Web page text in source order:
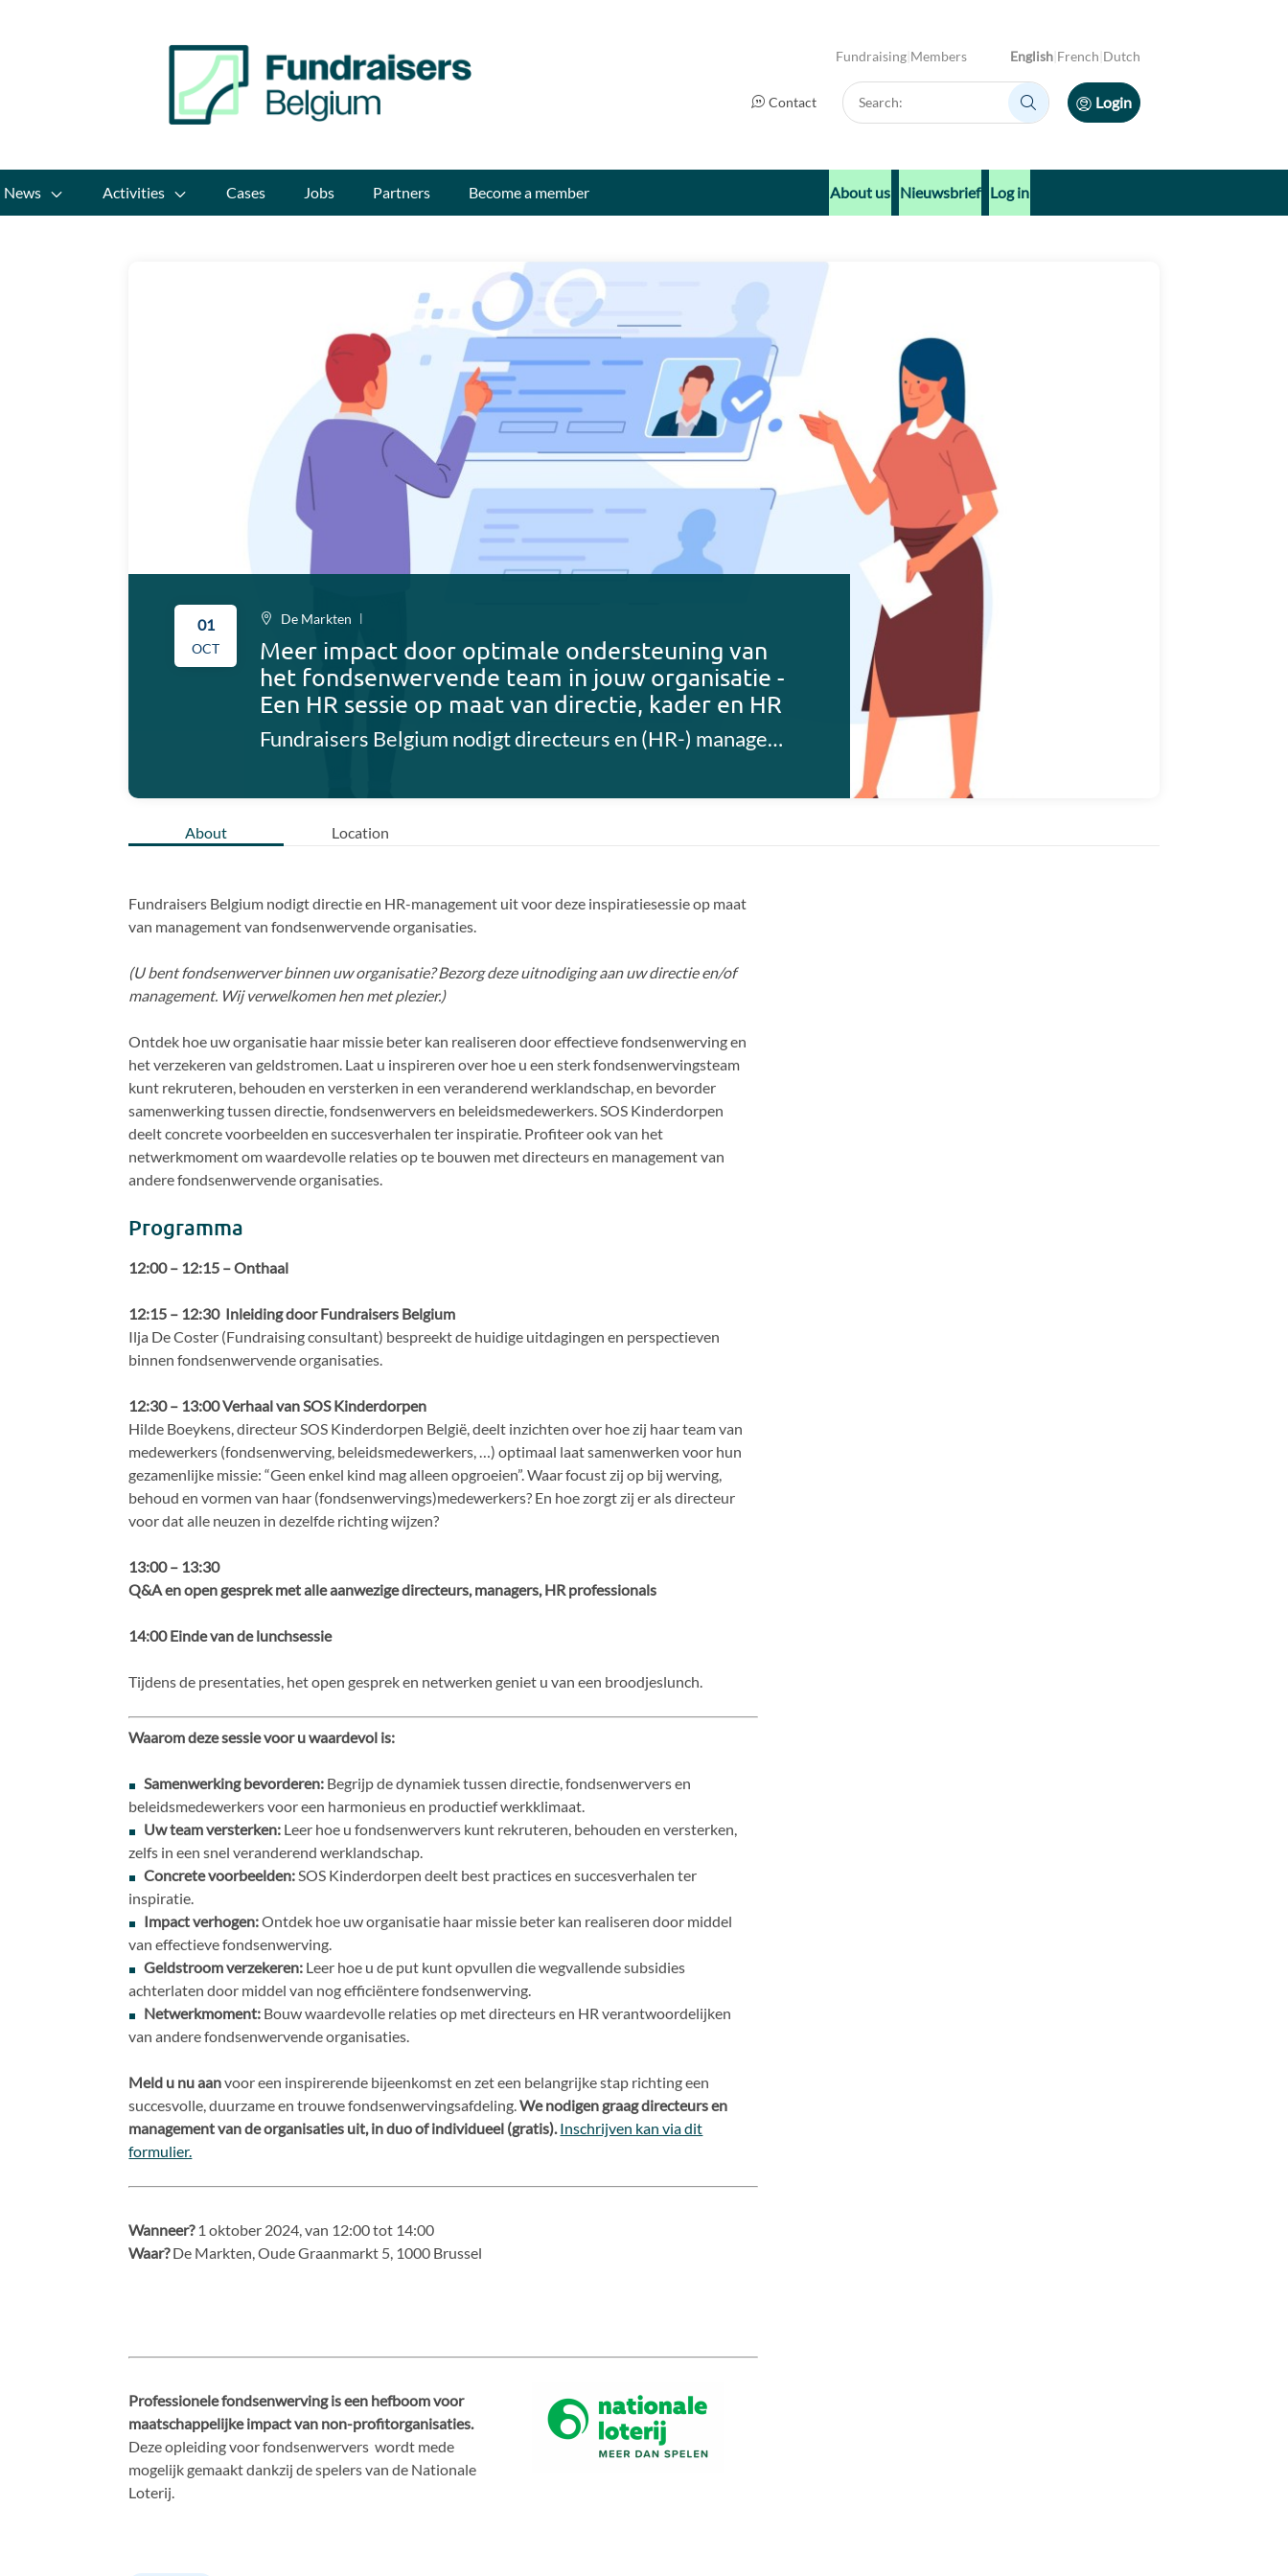
Fundraising Members English French Dutch
Contact
Search:
Search:
Login
News Activities Cases Jobs Partners Become a member About us Nieuwsbrief Log in
01
OCT
De Markten
Meer impact door optimale ondersteuning van
het fondsenwervende team in jouw organisatie -
Een HR sessie op maat van directie, kader en HR
Fundraisers Belgium nodigt directeurs en (HR-) management uit voor deze inspiratiesessie op maat van fondsenwervende organisaties.
About Location
Fundraisers Belgium nodigt directie en HR-management uit voor deze inspiratiesessie op maat
van management van fondsenwervende organisaties.
(U bent fondsenwerver binnen uw organisatie? Bezorg deze uitnodiging aan uw directie en/of
management. Wij verwelkomen hen met plezier.)
Ontdek hoe uw organisatie haar missie beter kan realiseren door effectieve fondsenwerving en
het verzekeren van geldstromen. Laat u inspireren over hoe u een sterk fondsenwervingsteam
kunt rekruteren, behouden en versterken in een veranderend werklandschap, en bevorder
samenwerking tussen directie, fondsenwervers en beleidsmedewerkers. SOS Kinderdorpen
deelt concrete voorbeelden en succesverhalen ter inspiratie. Profiteer ook van het
netwerkmoment om waardevolle relaties op te bouwen met directeurs en management van
andere fondsenwervende organisaties.
Programma
12:00 – 12:15 – Onthaal
12:15 – 12:30 Inleiding door Fundraisers Belgium
Ilja De Coster (Fundraising consultant) bespreekt de huidige uitdagingen en perspectieven
binnen fondsenwervende organisaties.
12:30 – 13:00 Verhaal van SOS Kinderdorpen
Hilde Boeykens, directeur SOS Kinderdorpen België, deelt inzichten over hoe zij haar team van
medewerkers (fondsenwerving, beleidsmedewerkers, …) optimaal laat samenwerken voor hun
gezamenlijke missie: “Geen enkel kind mag alleen opgroeien”. Waar focust zij op bij werving,
behoud en vormen van haar (fondsenwervings)medewerkers? En hoe zorgt zij er als directeur
voor dat alle neuzen in dezelfde richting wijzen?
13:00 – 13:30
Q&A en open gesprek met alle aanwezige directeurs, managers, HR professionals
14:00 Einde van de lunchsessie
Tijdens de presentaties, het open gesprek en netwerken geniet u van een broodjeslunch.
Waarom deze sessie voor u waardevol is:
Samenwerking bevorderen: Begrijp de dynamiek tussen directie, fondsenwervers en
beleidsmedewerkers voor een harmonieus en productief werkklimaat.
Uw team versterken: Leer hoe u fondsenwervers kunt rekruteren, behouden en versterken,
zelfs in een snel veranderend werklandschap.
Concrete voorbeelden: SOS Kinderdorpen deelt best practices en succesverhalen ter
inspiratie.
Impact verhogen:Ontdek hoe uw organisatie haar missie beter kan realiseren door middel
van effectieve fondsenwerving.
Geldstroom verzekeren: Leer hoe u de put kunt opvullen die wegvallende subsidies
achterlaten door middel van nog efficiëntere fondsenwerving.
Netwerkmoment: Bouw waardevolle relaties op met directeurs en HR verantwoordelijken
van andere fondsenwervende organisaties.
Meld u nu aanvoor een inspirerende bijeenkomst en zet een belangrijke stap richting een
succesvolle, duurzame en trouwe fondsenwervingsafdeling.We nodigen graag directeurs en
management van de organisaties uit, in duo of individueel (gratis). Inschrijven kan via dit
formulier.
Wanneer?1 oktober 2024, van 12:00 tot 14:00
Waar?De Markten, Oude Graanmarkt 5, 1000 Brussel
Professionele fondsenwerving is een hefboom voor
maatschappelijke impact van non-profitorganisaties.
Deze opleiding voor fondsenwervers wordt mede
mogelijk gemaakt dankzij de spelers van de Nationale
Loterij.